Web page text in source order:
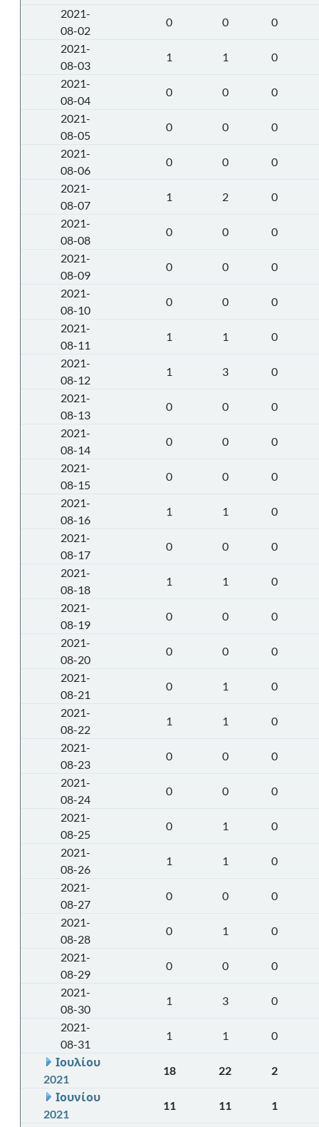
2021-
08-02
0 0
0
2021-
08-03
1 1
0
2021-
08-04
0 0
0
2021-
08-05
0 0
0
2021-
08-06
0 0
0
2021-
08-07
1 2
0
2021-
08-08
0 0
0
2021-
08-09
0 0
0
2021-
08-10
0 0
0
2021-
08-11
1 1
0
2021-
08-12
1 3
0
2021-
08-13
0 0
0
2021-
08-14
0 0
0
2021-
08-15
0 0
0
2021-
08-16
1 1
0
2021-
08-17
0 0
0
2021-
08-18
1 1
0
2021-
08-19
0 0
0
2021-
08-20
0 0
0
2021-
08-21
0 1
0
2021-
08-22
1 1
0
2021-
08-23
0 0
0
2021-
08-24
0 0
0
2021-
08-25
0 1
0
2021-
08-26
1 1
0
2021-
08-27
0 0
0
2021-
08-28
0 1
0
2021-
08-29
0 0
0
2021-
08-30
1 3
0
2021-
08-31
1 1
0
Ιουλίου
2021
18 22
2
Ιουνίου
2021
11 11 1